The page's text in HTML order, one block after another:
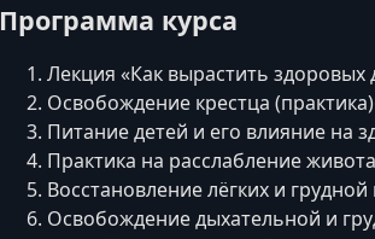
Программа курса
Лекция «Как вырастить здоровых
Освобождение крестца (практика)
Питание детей и его влияние на
Практика на расслабление живота
Восстановление лёгких и грудной
Освобождение дыхательной и